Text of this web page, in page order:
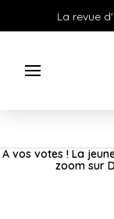
La revue
A vos votes ! La
zoom sur